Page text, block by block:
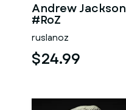
Andrew Jackson
#RoZ
ruslanoz
$24.99